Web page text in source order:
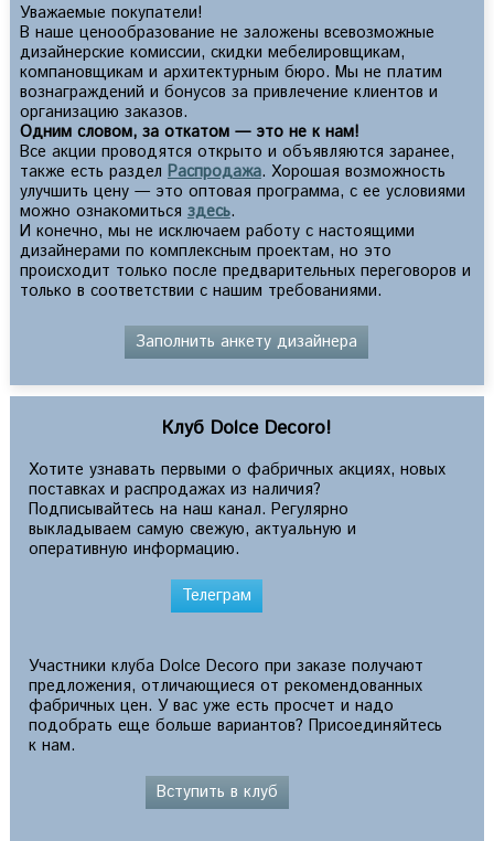
Уважаемые покупатели!
В наше ценообразование не заложены всевозможные
дизайнерские комиссии, скидки мебелировщикам,
компановщикам и архитектурным бюро. Мы не платим
вознаграждений и бонусов за привлечение клиентов и
организацию заказов.
Одним словом, за откатом — это не к нам!
Все акции проводятся открыто и объявляются заранее,
также есть раздел Распродажа. Хорошая возможность
улучшить цену — это оптовая программа, с ее условиями
можно ознакомиться здесь.
И конечно, мы не исключаем работу с настоящими
дизайнерами по комплексным проектам, но это
происходит только после предварительных переговоров и
только в соответствии с нашим требованиями.
Заполнить анкету дизайнера
Клуб Dolce Decoro!
Хотите узнавать первыми о фабричных акциях, новых
поставках и распродажах из наличия?
Подписывайтесь на наш канал. Регулярно
выкладываем самую свежую, актуальную и
оперативную информацию.
Телеграм
Участники клуба Dolce Decoro при заказе получают
предложения, отличающиеся от рекомендованных
фабричных цен. У вас уже есть просчет и надо
подобрать еще больше вариантов? Присоединяйтесь
к нам.
Вступить в клуб